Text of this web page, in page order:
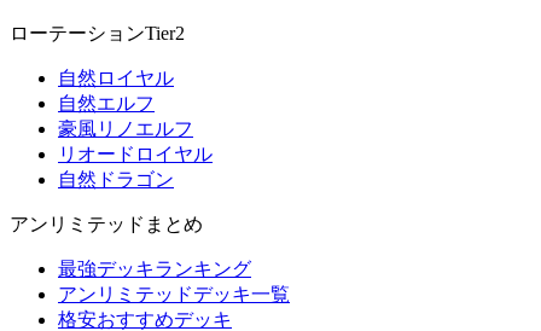
ローテーションTier2
自然ロイヤル
自然エルフ
豪風リノエルフ
リオードロイヤル
自然ドラゴン
アンリミテッドまとめ
最強デッキランキング
アンリミテッドデッキ一覧
格安おすすめデッキ